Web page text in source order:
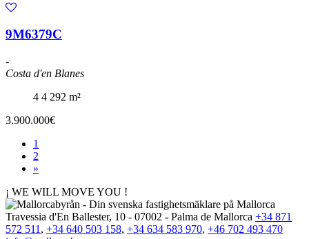
9M6379C
-
Costa d'en Blanes
4 4 292 m²
3.900.000€
1
2
»
¡ WE WILL MOVE YOU !
Travessia d'En Ballester, 10 - 07002 - Palma de Mallorca +34 871
572 511 , +34 640 503 158, +34 634 583 970, +46 702 493 470